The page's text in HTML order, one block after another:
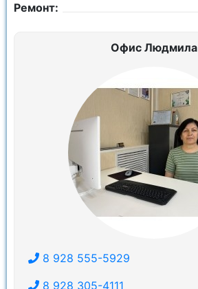
Ремонт:
Офис Людмила
8 928 555-5929
8 928 305-4111